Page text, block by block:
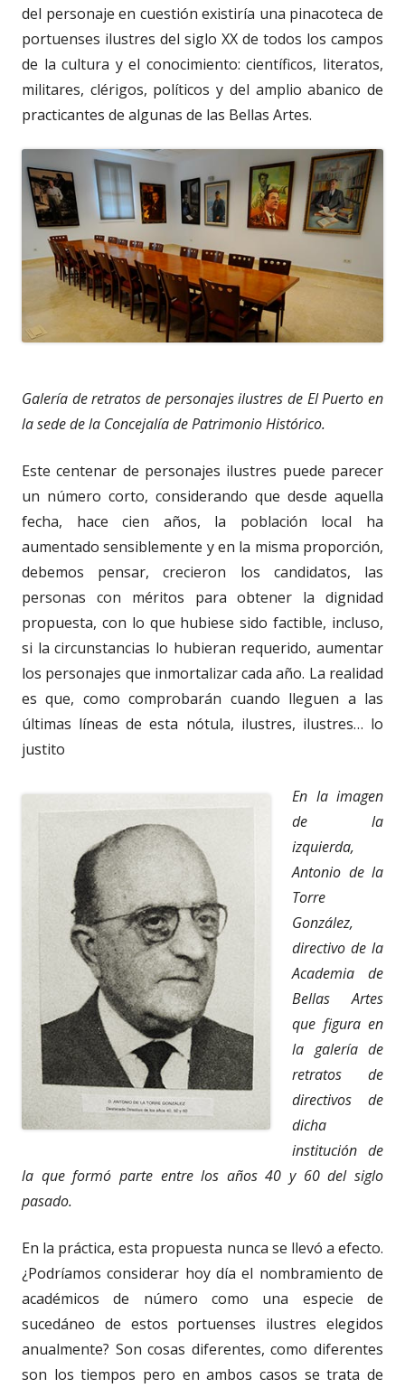
del personaje en cuestión existiría una pinacoteca de
portuenses ilustres del siglo XX de todos los campos
de la cultura y el conocimiento: científicos, literatos,
militares, clérigos, políticos y del amplio abanico de
practicantes de algunas de las Bellas Artes.
Galería de retratos de personajes ilustres de El Puerto en
la sede de la Concejalía de Patrimonio Histórico.
Este centenar de personajes ilustres puede parecer
un número corto, considerando que desde aquella
fecha, hace cien años, la población local ha
aumentado sensiblemente y en la misma proporción,
debemos pensar, crecieron los candidatos, las
personas con méritos para obtener la dignidad
propuesta, con lo que hubiese sido factible, incluso,
si la circunstancias lo hubieran requerido, aumentar
los personajes que inmortalizar cada año. La realidad
es que, como comprobarán cuando lleguen a las
últimas líneas de esta nótula, ilustres, ilustres… lo
justito
En la imagen
de la
izquierda,
Antonio de la
Torre
González,
directivo de la
Academia de
Bellas Artes
que figura en
la galería de
retratos de
directivos de
dicha
institución de
la que formó parte entre los años 40 y 60 del siglo
pasado.
En la práctica, esta propuesta nunca se llevó a efecto.
¿Podríamos considerar hoy día el nombramiento de
académicos de número como una especie de
sucedáneo de estos portuenses ilustres elegidos
anualmente? Son cosas diferentes, como diferentes
son los tiempos pero en ambos casos se trata de